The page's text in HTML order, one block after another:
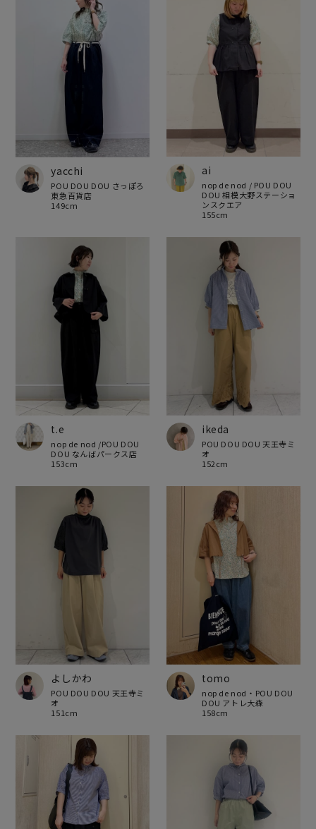
yacchi
POU DOU DOU さっぽろ
東急百貨店
149cm
ai
nop de nod / POU DOU
DOU 相模大野ステーショ
ンスクエア
155cm
t.e
nop de nod /POU DOU
DOU なんばパークス店
153cm
ikeda
POU DOU DOU 天王寺ミ
オ
152cm
よしかわ
POU DOU DOU 天王寺ミ
オ
151cm
tomo
nop de nod・POU DOU
DOU アトレ大森
158cm